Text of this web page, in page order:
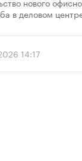
нового
в деловом
14:17